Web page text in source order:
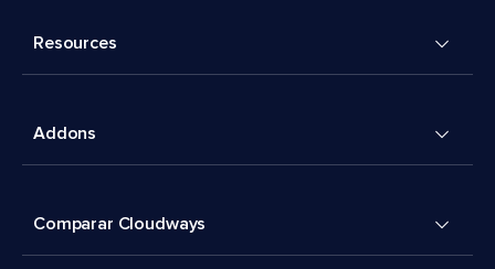
Resources
Addons
Comparar Cloudways